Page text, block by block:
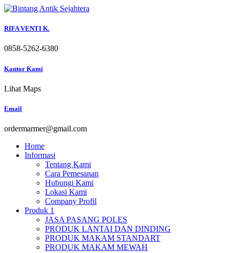
Skip
content
RIFA VENTI K.
0858-5262-6380
Kantor Kami
Lihat Maps
Email
ordermarmer@gmail.com
Home
Informasi
Tentang Kami
Cara Pemesanan
Hubungi Kami
Lokasi Kami
Company Profil
Produk 1
JASA PASANG POLES
PRODUK LANTAI DAN DINDING
PRODUK MAKAM STANDART
PRODUK MAKAM MEWAH